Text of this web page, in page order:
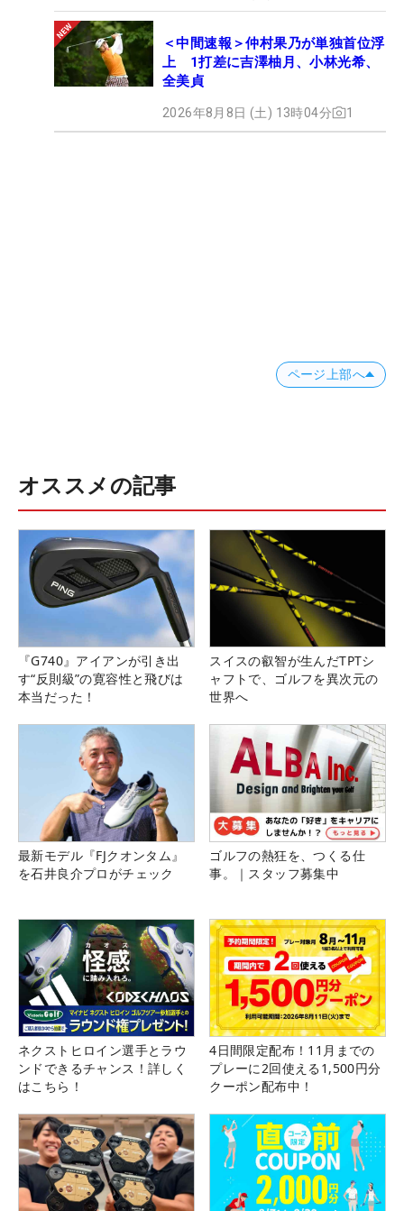
＜中間速報＞仲村果乃が単独首位浮
上 1打差に吉澤柚月、小林光希、
全美貞
2026年8月8日 (土) 13時04分 1
ページ上部へ
オススメの記事
『G740』アイアンが引き出
す“反則級”の寛容性と飛びは
本当だった！
スイスの叡智が生んだTPTシ
ャフトで、ゴルフを異次元の
世界へ
最新モデル『FJクオンタム』
を石井良介プロがチェック
ゴルフの熱狂を、つくる仕
事。｜スタッフ募集中
ネクストヒロイン選手とラウ
ンドできるチャンス！詳しく
はこちら！
4日間限定配布！11月までの
プレーに2回使える1,500円分
クーポン配布中！